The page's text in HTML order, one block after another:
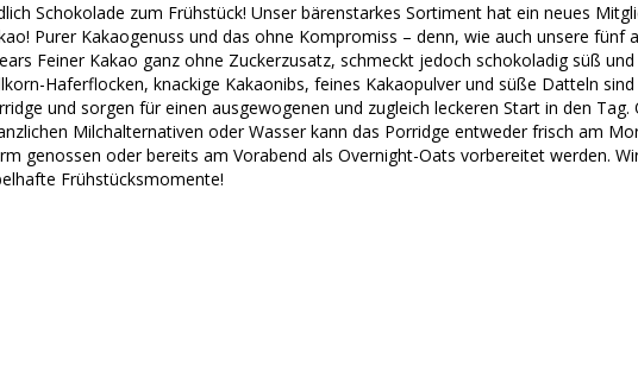
Schokolade zum Frühstück! Unser bärenstarkes Sortiment hat ein neues
Purer Kakaogenuss und das ohne Kompromiss – denn, wie auch unsere fünf
Feiner Kakao ganz ohne Zuckerzusatz, schmeckt jedoch schokoladig süß
Haferflocken, knackige Kakaonibs, feines Kakaopulver und süße Datteln
und sorgen für einen ausgewogenen und zugleich leckeren Start in den Tag.
Milchalternativen oder Wasser kann das Porridge entweder frisch am
genossen oder bereits am Vorabend als Overnight-Oats vorbereitet werden.
Frühstücksmomente!